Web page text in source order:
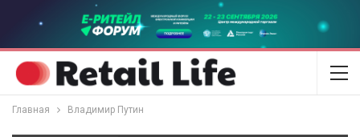
Главная Владимир Путин